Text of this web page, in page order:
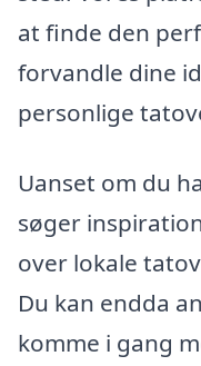
at finde den
forvandle dine
personlige
Uanset om du
søger
over lokale
Du kan endda
komme i gang